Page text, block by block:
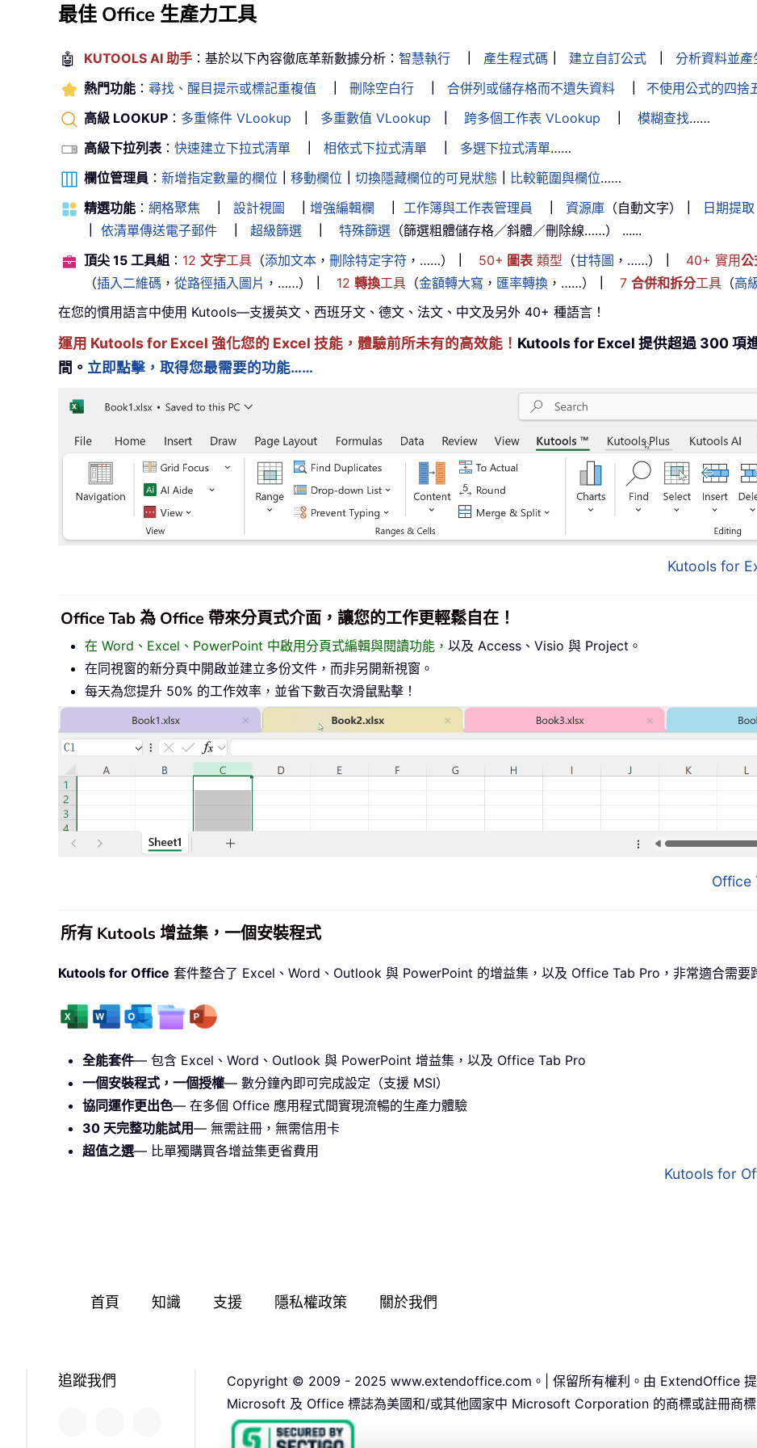
最佳 Office 生產力工具
🤖 KUTOOLS AI 助手 ：基於以下內容徹底革新數據分析： 智慧執行 產生程式碼 建立自訂公式 分析資料並產
熱門功能 ： 尋找、醒目提示或標記重複值 刪除空白行 合併列或儲存格而不遺失資料 不使用公式的四捨
高級 LOOKUP ： 多重條件 VLookup 多重數值 VLookup 跨多個工作表 VLookup 模糊查找……
高級下拉列表： 快速建立下拉式清單 相依式下拉式清單 多選下拉式清單……
欄位管理員 ： 新增指定數量的欄位 移動欄位 切換隱藏欄位的可見狀態 比較範圍與欄位……
精選功能 ： 網格聚焦 設計視圖 增強編輯欄 工作簿與工作表管理員 資源庫 （自動文字） 日期提取
依清單傳送電子郵件 超級篩選 特殊篩選 （篩選粗體儲存格／斜體／刪除線……） ......
頂尖 15 工具組 ： 12 文字工具 （添加文本 ， 刪除特定字符 ，……） 50+ 圖表類型 （甘特圖 ，……） 40+ 實用公
（插入二維碼 ， 從路徑插入圖片 ，……） 12 轉換工具 （金額轉大寫 ， 匯率轉換 ，……） 7 合併和拆分工具 （高
在您的慣用語言中使用 Kutools—支援英文、西班牙文、德文、法文、中文及另外 40+ 種語言！
運用 Kutools for Excel 強化您的 Excel 技能，體驗前所未有的高效能！ Kutools for Excel 提供超過 300 項
間。 立即點擊，取得您最需要的功能……
Kutools for
Office Tab 為 Office 帶來分頁式介面，讓您的工作更輕鬆自在！
在 Word、Excel、PowerPoint 中啟用分頁式編輯與閱讀功能， 以及 Access、Visio 與 Project。
在同視窗的新分頁中開啟並建立多份文件，而非另開新視窗。
每天為您提升 50% 的工作效率，並省下數百次滑鼠點擊！
Office
所有 Kutools 增益集，一個安裝程式
Kutools for Office 套件整合了 Excel、Word、Outlook 與 PowerPoint 的增益集，以及 Office Tab Pro，非常適合需要
全能套件— 包含 Excel、Word、Outlook 與 PowerPoint 增益集，以及 Office Tab Pro
一個安裝程式，一個授權— 數分鐘內即可完成設定（支援 MSI）
協同運作更出色— 在多個 Office 應用程式間實現流暢的生產力體驗
30 天完整功能試用— 無需註冊，無需信用卡
超值之選— 比單獨購買各增益集更省費用
Kutools for
首頁 知識 支援 隱私權政策 關於我們
追蹤我們
Copyright © 2009 - 2025 www.extendoffice.com。| 保留所有權利。由 ExtendOffice 提
Microsoft 及 Office 標誌為美國和/或其他國家中 Microsoft Corporation 的商標或註冊商標